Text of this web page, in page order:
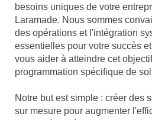
besoins uniques de votre
Laramade. Nous sommes
des opérations et l'intégration
essentielles pour votre succès
vous aider à atteindre cet
programmation spécifique de
Notre but est simple : créer des
sur mesure pour augmenter